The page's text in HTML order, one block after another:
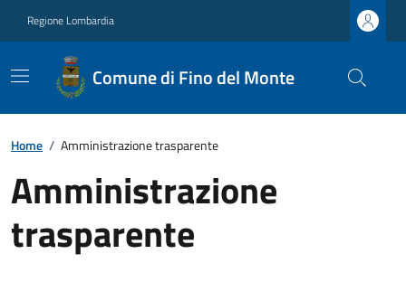
Regione Lombardia
Comune di Fino del Monte
Home / Amministrazione trasparente
Amministrazione
trasparente